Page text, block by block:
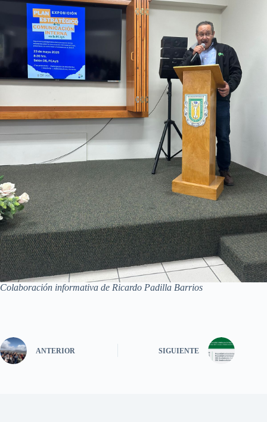
Colaboración informativa de Ricardo Padilla Barrios
ANTERIOR SIGUIENTE